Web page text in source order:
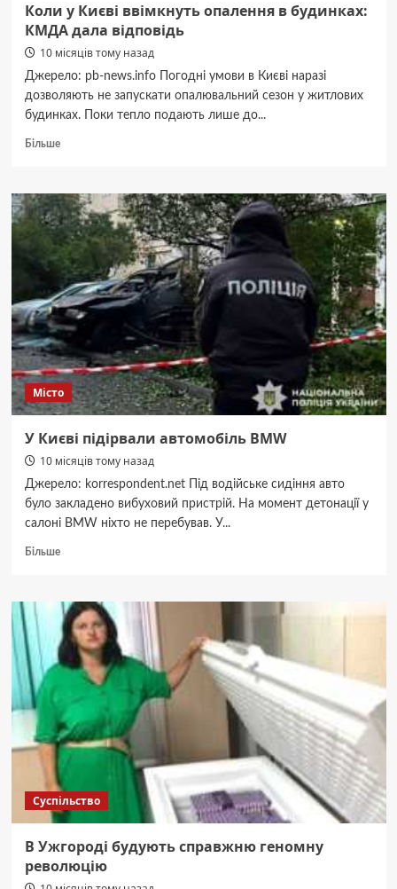
Коли у Києві ввімкнуть опалення в будинках:
КМДА дала відповідь
10 місяців тому назад
Джерело: pb-news.info Погодні умови в Києві наразі
дозволяють не запускати опалювальний сезон у житлових
будинках. Поки тепло подають лише до...
БільшеДокладніше
у
Києві
ввімкнуть
опалення
в
будинках:
КМДА
дала
відповідь
Місто
У Києві підірвали автомобіль BMW
10 місяців тому назад
Джерело: korrespondent.net Під водійське сидіння авто
було закладено вибуховий пристрій. На момент детонації у
салоні BMW ніхто не перебував. У...
БільшеДокладніше
Києві
підірвали
автомобіль
BMW
Суспільство
В Ужгороді будують справжню геномну
революцію